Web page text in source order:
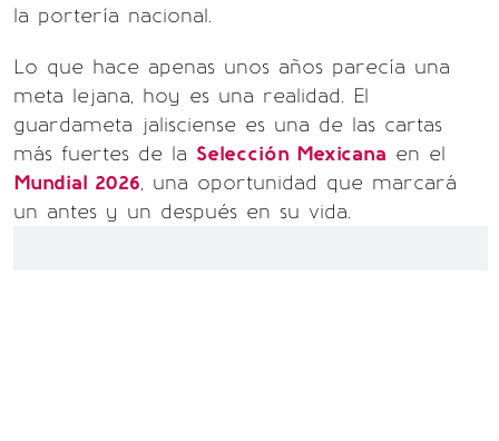
la portería nacional.
Lo que hace apenas unos años parecía una
meta lejana, hoy es una realidad. El
guardameta jalisciense es una de las cartas
más fuertes de la Selección Mexicana en el
Mundial 2026, una oportunidad que marcará
un antes y un después en su vida.